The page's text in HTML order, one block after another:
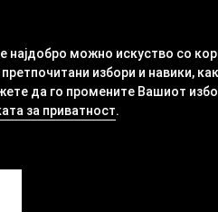
можно искуство со
избори и навики,
да го промените Вашиот
за приватност.